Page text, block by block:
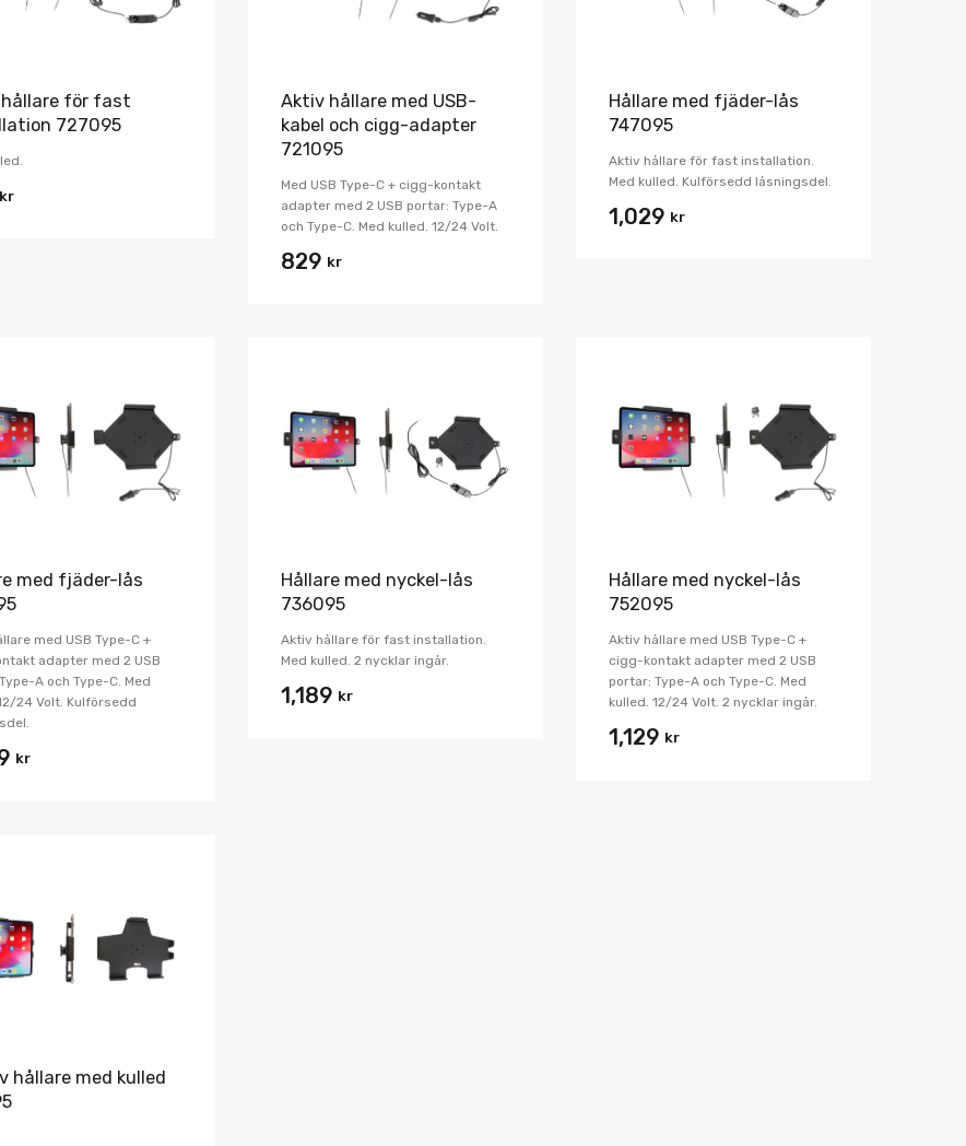
för fast
727095
kr
Aktiv hållare med USB-
kabel och cigg-adapter
721095
Med USB Type-C + cigg-kontakt
adapter med 2 USB portar: Type-A
och Type-C. Med kulled. 12/24 Volt.
829 kr
Hållare med fjäder-lås
747095
Aktiv hållare för fast installation.
Med kulled. Kulförsedd låsningsdel.
1,029 kr
med fjäder-lås
med USB Type-C +
adapter med 2 USB
A och Type-C. Med
24 Volt. Kulförsedd
kr
Hållare med nyckel-lås
736095
Aktiv hållare för fast installation.
Med kulled. 2 nycklar ingår.
1,189 kr
Hållare med nyckel-lås
752095
Aktiv hållare med USB Type-C +
cigg-kontakt adapter med 2 USB
portar: Type-A och Type-C. Med
kulled. 12/24 Volt. 2 nycklar ingår.
1,129 kr
hållare med kulled